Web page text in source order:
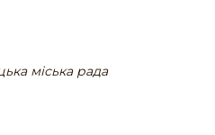
міська рада